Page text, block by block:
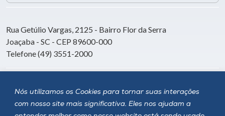
Nós utilizamos os Cookies para tornar suas interações
com nosso site mais significativa. Eles nos ajudam a
Rua Getúlio Vargas, 2125 - Bairro Flor da Serra
Joaçaba - SC - CEP 89600-000
Telefone (49) 3551-2000
Siga a Unoesc